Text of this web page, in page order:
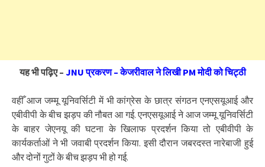
यह भी पढ़िए – JNU प्रकरण – केजरीवाल ने लिखी PM मोदी को चिट्ठी
वहीँ आज जम्मू यूनिवर्सिटी में भी कांग्रेस के छात्र संगठन एनएसयूआई और
एबीवीपी के बीच झड़प की नौबत आ गई. एनएसयूआई ने आज जम्मू यूनिवर्सिटी
के बाहर जेएनयू की घटना के खिलाफ प्रदर्शन किया तो एबीवीपी के
कार्यकर्ताओं ने भी जवाबी प्रदर्शन किया. इसी दौरान जबरदस्त नारेबाजी हुई
और दोनों गुटों के बीच झड़प भी हो गई.